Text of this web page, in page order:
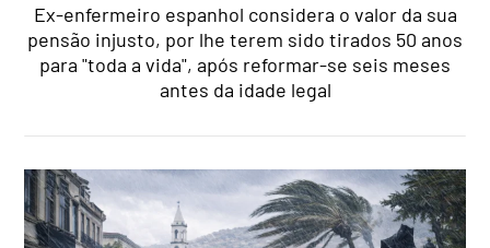
Ex-enfermeiro espanhol considera o valor da sua
pensão injusto, por lhe terem sido tirados 50 anos
para "toda a vida", após reformar-se seis meses
antes da idade legal